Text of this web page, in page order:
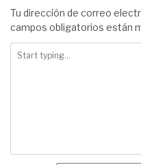
Tu dirección de correo
campos obligatorios están